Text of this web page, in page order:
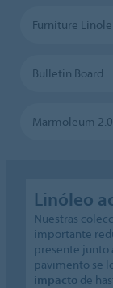
Furniture
Bulletin Board
Marmoleum 2.0
Linóleo
Nuestras
importante
presente junto
pavimento se
impacto de